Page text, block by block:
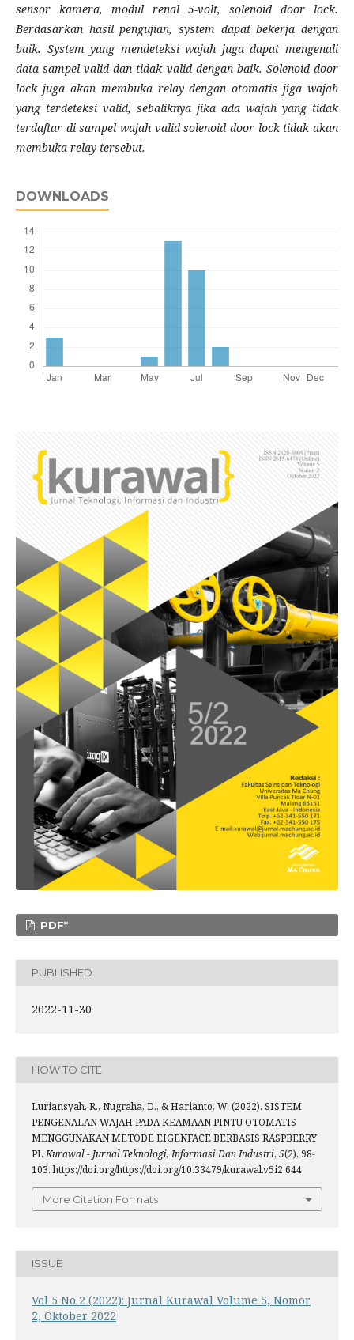
sensor kamera, modul renal 5-volt, solenoid door lock.
Berdasarkan hasil pengujian, system dapat bekerja dengan
baik. System yang mendeteksi wajah juga dapat mengenali
data sampel valid dan tidak valid dengan baik. Solenoid door
lock juga akan membuka relay dengan otomatis jiga wajah
yang terdeteksi valid, sebaliknya jika ada wajah yang tidak
terdaftar di sampel wajah valid solenoid door lock tidak akan
membuka relay tersebut.
DOWNLOADS
PDF*
PUBLISHED
2022-11-30
HOW TO CITE
Luriansyah, R., Nugraha, D., & Harianto, W. (2022). SISTEM
PENGENALAN WAJAH PADA KEAMAAN PINTU OTOMATIS
MENGGUNAKAN METODE EIGENFACE BERBASIS RASPBERRY
PI.Kurawal - Jurnal Teknologi, Informasi Dan Industri, 5(2), 98-
103. https://doi.org/https://doi.org/10.33479/kurawal.v5i2.644
More Citation Formats
ISSUE
Vol 5 No 2 (2022): Jurnal Kurawal Volume 5, Nomor
2, Oktober 2022